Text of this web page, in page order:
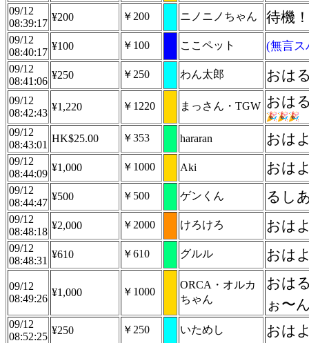
09/12
08:39:17
¥200 ￥200 ニノニノちゃん 待機
09/12
08:40:17
¥100 ￥100 ここペット (無言ス
09/12
08:41:06
¥250 ￥250 わん太郎 おは
09/12
08:42:43
¥1,220 ￥1220 まっさん・TGW おは
09/12
08:43:01
HK$25.00 ￥353 hararan おは
09/12
08:44:09
¥1,000 ￥1000 Aki おは
09/12
08:44:47
¥500 ￥500 ゲンくん るし
09/12
08:48:18
¥2,000 ￥2000 けろけろ おは
09/12
08:48:31
¥610 ￥610 グルル おは
09/12
08:49:26
¥1,000 ￥1000
ORCA・オルカ
ちゃん
おは
ぉ〜
09/12
08:52:25
¥250 ￥250 いためし おは